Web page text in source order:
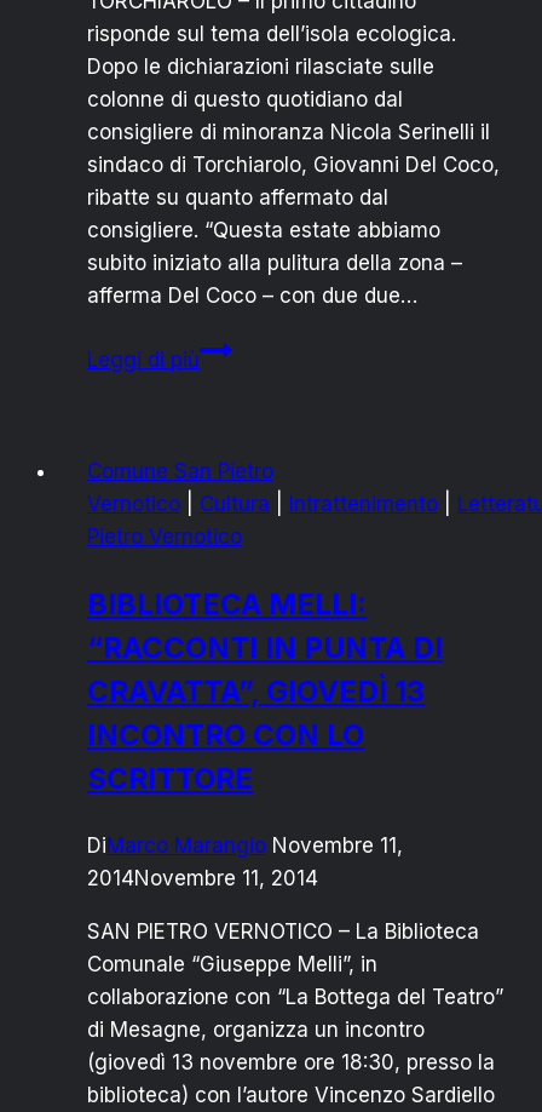
risponde sul tema dell’isola ecologica.
Dopo le dichiarazioni rilasciate sulle
colonne di questo quotidiano dal
consigliere di minoranza Nicola Serinelli il
sindaco di Torchiarolo, Giovanni Del Coco,
ribatte su quanto affermato dal
consigliere. “Questa estate abbiamo
subito iniziato alla pulitura della zona –
afferma Del Coco – con due due…
Leggi di piùIL
ECOLOGICA
Comune San Pietro
Vernotico
Cultura Intrattenimento
Pietro Vernotico
BIBLIOTECA MELLI:
“RACCONTI IN PUNTA DI
CRAVATTA”, GIOVEDÌ 13
INCONTRO CON LO
SCRITTORE
DiMarco Marangio Novembre 11,
2014Novembre 11, 2014
SAN PIETRO VERNOTICO – La Biblioteca
Comunale “Giuseppe Melli”, in
collaborazione con “La Bottega del Teatro”
di Mesagne, organizza un incontro
(giovedì 13 novembre ore 18:30, presso la
biblioteca) con l’autore Vincenzo Sardiello